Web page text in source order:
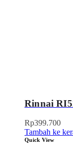
Rinnai
Rp399.700
Tambah ke
Quick View